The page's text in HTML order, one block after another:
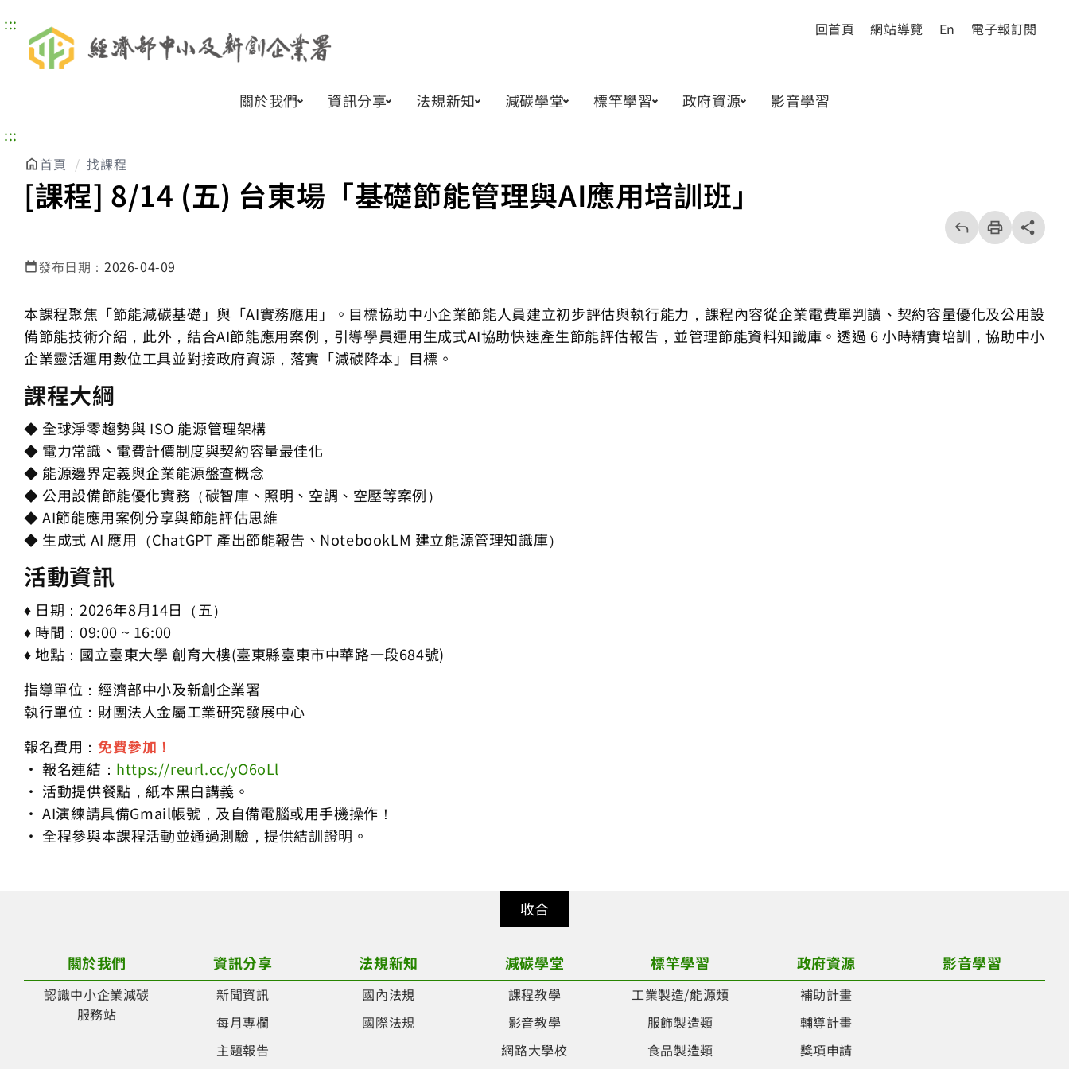
::: 回首頁 網站導覽 En 電子報訂閱
關於我們 資訊分享 法規新知 減碳學堂 標竿學習 政府資源
影音學習
:::
首頁 找課程
[課程] 8/14 (五) 台東場「基礎節能管理與AI應用培訓班」 回
上
一
頁
列
印
share分享按
發布日期： 2026-04-09
本課程聚焦「節能減碳基礎」與「AI實務應用」。目標協助中小企業節能人員建立初步評估與執行能力，課程內容從企業電費單判讀、契約容量優化及公用設
備節能技術介紹，此外，結合AI節能應用案例，引導學員運用生成式AI協助快速產生節能評估報告，並管理節能資料知識庫。透過 6 小時精實培訓，協助中小
企業靈活運用數位工具並對接政府資源，落實「減碳降本」目標。
課程大綱
◆ 全球淨零趨勢與 ISO 能源管理架構
◆ 電力常識、電費計價制度與契約容量最佳化
◆ 能源邊界定義與企業能源盤查概念
◆ 公用設備節能優化實務（碳智庫、照明、空調、空壓等案例）
◆ AI節能應用案例分享與節能評估思維
◆ 生成式 AI 應用（ChatGPT 產出節能報告、NotebookLM 建立能源管理知識庫）
活動資訊
♦ 日期：2026年8月14日（五）
♦ 時間：09:00 ~ 16:00
♦ 地點：國立臺東大學 創育大樓(臺東縣臺東市中華路一段684號)
指導單位：經濟部中小及新創企業署
執行單位：財團法人金屬工業研究發展中心
報名費用： 免費參加！
• 報名連結： https://reurl.cc/yO6oLl
• 活動提供餐點，紙本黑白講義。
• AI演練請具備Gmail帳號，及自備電腦或用手機操作！
• 全程參與本課程活動並通過測驗，提供結訓證明。
收合
關於我們
認識中小企業減碳
服務站
資訊分享
新聞資訊
每月專欄
主題報告
法規新知
國內法規
國際法規
減碳學堂
課程教學
影音教學
網路大學校
標竿學習
工業製造/能源類
服飾製造類
食品製造類
政府資源
補助計畫
輔導計畫
獎項申請
影音學習